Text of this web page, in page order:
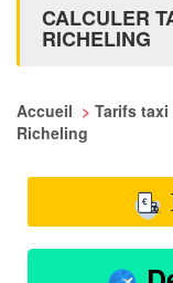
CALCULER
RICHELING
Accueil > Tarifs
Richeling